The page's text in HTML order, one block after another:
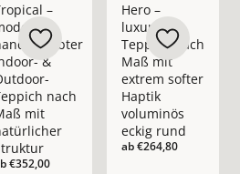
–
&
nach
mit
€352,00
Hero –
luxuriöser
Teppich nach
Maß mit
extrem softer
Haptik
voluminös
eckig rund
ab€264,80